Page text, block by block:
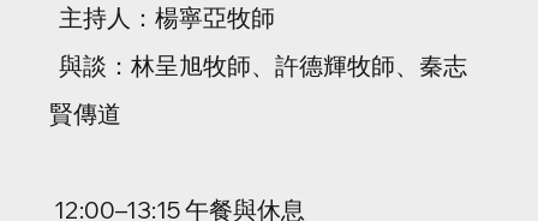
主持人：楊寧亞牧師
與談：林呈旭牧師、許德輝牧師、秦志
賢傳道
12:00–13:15 午餐與休息